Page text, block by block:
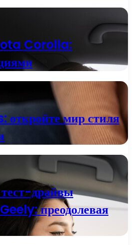
Corolla:
мир стиля
драйвы
преодолевая